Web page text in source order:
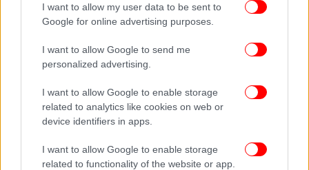
I want to allow my user data to be sent to
Google for online advertising purposes.
I want to allow Google to send me
personalized advertising.
I want to allow Google to enable storage
related to analytics like cookies on web or
device identifiers in apps.
I want to allow Google to enable storage
related to functionality of the website or app.
όταν αντιλήφθηκε τις «σαμανιστικές» του
ικανότητες, αν και περίμενε άλλα έξι χρόνια για να
αρχίσει να τις καλλιεργεί.
πατέρας του ήταν μηχανικός από την Αϊτή με
αφρικανικές ρίζες και η μητέρα του, Βερούσκα, είχε
ρίζες ινδιάνικες και νορβηγικές. Η θεία του, Σίρλεϊ,
ήταν φημισμένη μετζοσοπράνο. Ο γκουρού, που
έχει την έδρα του στο Los Angeles, έχει γράψει